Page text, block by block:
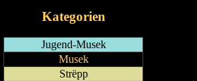
Kategorien
Jugend-Musek
Musek
Strëpp